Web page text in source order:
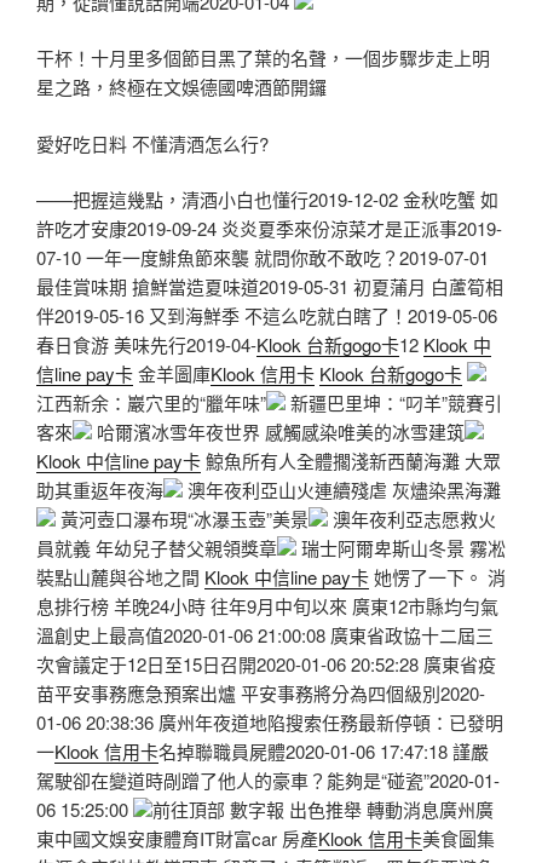
干杯！十月里多個節目黑了葉的名聲，一個步驟步走上明
星之路，終極在文娛德國啤酒節開鑼
愛好吃日料 不懂清酒怎么行?
——把握這幾點，清酒小白也懂行2019-12-02 金秋吃蟹 如
許吃才安康2019-09-24 炎炎夏季來份涼菜才是正派事2019-
07-10 一年一度鯡魚節來襲 就問你敢不敢吃？2019-07-01
最佳賞味期 搶鮮當造夏味道2019-05-31 初夏蒲月 白蘆筍相
伴2019-05-16 又到海鮮季 不這么吃就白瞎了！2019-05-06
春日食游 美味先行2019-04-Klook 台新gogo卡12 Klook 中
信line pay卡金羊圖庫Klook 信用卡 Klook 台新gogo卡
江西新余：巖穴里的“臘年味”
新疆巴里坤：“叼羊”競賽引
客來
哈爾濱冰雪年夜世界 感觸感染唯美的冰雪建筑
Klook 中信line pay卡鯨魚所有人全體擱淺新西蘭海灘 大眾
助其重返年夜海
澳年夜利亞山火連續殘虐 灰燼染黑海灘
黃河壺口瀑布現“冰瀑玉壺”美景
澳年夜利亞志愿救火
員就義 年幼兒子替父親領獎章
瑞士阿爾卑斯山冬景 霧凇
裝點山麓與谷地之間 Klook 中信line pay卡她愣了一下。 消
息排行榜 羊晚24小時 往年9月中旬以來 廣東12市縣均勻氣
溫創史上最高值2020-01-06 21:00:08 廣東省政協十二屆三
次會議定于12日至15日召開2020-01-06 20:52:28 廣東省疫
苗平安事務應急預案出爐 平安事務將分為四個級別2020-
01-06 20:38:36 廣州年夜道地陷搜索任務最新停頓：已發明
一Klook 信用卡名掉聯職員屍體2020-01-06 17:47:18 謹嚴
駕駛卻在變道時剮蹭了他人的豪車？能夠是“碰瓷”2020-01-
06 15:25:00
前往頂部 數字報 出色推舉 轉動消息廣州廣
東中國文娛安康體育IT財富car 房產Klook 信用卡美食圖集